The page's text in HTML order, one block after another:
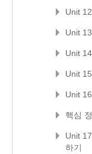
Unit
Unit
Unit
Unit
Unit
핵심
Unit
하기